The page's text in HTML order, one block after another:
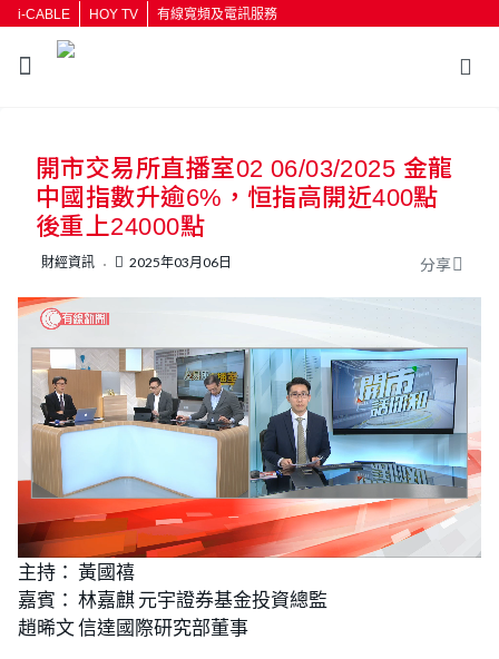
i-CABLE HOY TV 有線寬頻及電訊服務
按輸入鍵開始搜尋
開市交易所直播室02 06/03/2025 金龍
中國指數升逾6%，恒指高開近400點
後重上24000點
財經資訊 2025年03月06日 分享
n
m
u
t
e
o
e
d
:
2
主持： 黃國禧
嘉賓： 林嘉麒 元宇證券基金投資總監
趙晞文 信達國際研究部董事